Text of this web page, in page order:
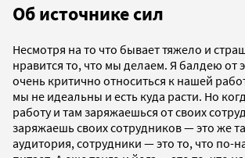
Об источнике сил
Несмотря на то что бывает тяжело и
нравится то, что мы делаем. Я балдею от
очень критично относиться к нашей
мы не идеальны и есть куда расти. Но
работу и там заряжаешься от своих
заряжаешь своих сотрудников — это же
аудитория, сотрудники — это то, что по-